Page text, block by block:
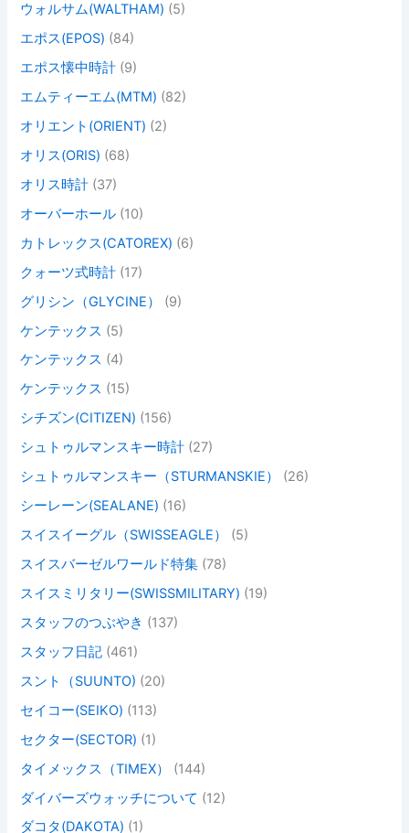
ウォルサム(WALTHAM) (5)
エポス(EPOS) (84)
エポス懐中時計 (9)
エムティーエム(MTM) (82)
オリエント(ORIENT) (2)
オリス(ORIS) (68)
オリス時計 (37)
オーバーホール (10)
カトレックス(CATOREX) (6)
クォーツ式時計 (17)
グリシン（GLYCINE）
(9)
ケンテックス (5)
ケンテックス (4)
ケンテックス (15)
シチズン(CITIZEN) (156)
シュトゥルマンスキー時計 (27)
シュトゥルマンスキー（STURMANSKIE）
(26)
シーレーン(SEALANE) (16)
スイスイーグル（SWISSEAGLE）
(5)
スイスバーゼルワールド特集 (78)
スイスミリタリー(SWISSMILITARY) (19)
スタッフのつぶやき (137)
スタッフ日記 (461)
スント（SUUNTO) (20)
セイコー(SEIKO) (113)
セクター(SECTOR) (1)
タイメックス（TIMEX）
(144)
ダイバーズウォッチについて (12)
ダコタ(DAKOTA) (1)